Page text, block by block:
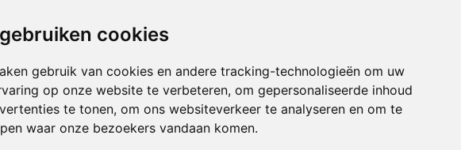
cookies
gebruik van cookies en andere tracking-technologieën om uw
op onze website te verbeteren, om gepersonaliseerde inhoud
te tonen, om ons websiteverkeer te analyseren en om te
waar onze bezoekers vandaan komen.
sneakers
X
Pinterest